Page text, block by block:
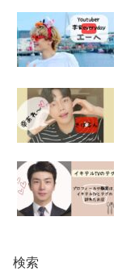
検索